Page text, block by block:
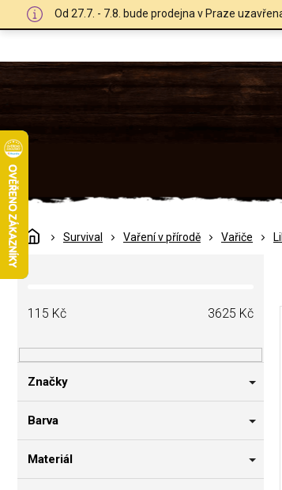
Od 27.7. - 7.8. bude prodejna v Praze
DomůSurvival Vaření v přírodě Vařiče
P
o
a
n
í
a
115 Kč 3625 Kč
Značky
Barva
Materiál